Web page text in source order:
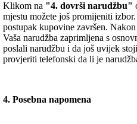
Klikom na "4. dovrši narudžbu"
mjestu možete još promijeniti
postupak kupovine završen.
Vaša narudžba zaprimljena s
poslali narudžbu i da još uvijek
provjeriti telefonski da li je
4. Posebna napomena